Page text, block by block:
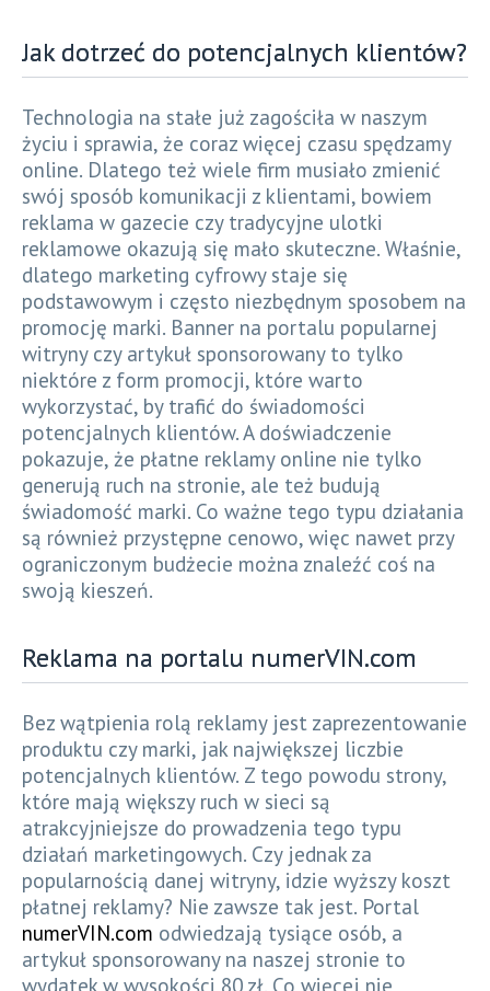
Jak dotrzeć do potencjalnych klientów?
Technologia na stałe już zagościła w naszym
życiu i sprawia, że coraz więcej czasu spędzamy
online. Dlatego też wiele firm musiało zmienić
swój sposób komunikacji z klientami, bowiem
reklama w gazecie czy tradycyjne ulotki
reklamowe okazują się mało skuteczne. Właśnie,
dlatego marketing cyfrowy staje się
podstawowym i często niezbędnym sposobem na
promocję marki. Banner na portalu popularnej
witryny czy artykuł sponsorowany to tylko
niektóre z form promocji, które warto
wykorzystać, by trafić do świadomości
potencjalnych klientów. A doświadczenie
pokazuje, że płatne reklamy online nie tylko
generują ruch na stronie, ale też budują
świadomość marki. Co ważne tego typu działania
są również przystępne cenowo, więc nawet przy
ograniczonym budżecie można znaleźć coś na
swoją kieszeń.
Reklama na portalu numerVIN.com
Bez wątpienia rolą reklamy jest zaprezentowanie
produktu czy marki, jak największej liczbie
potencjalnych klientów. Z tego powodu strony,
które mają większy ruch w sieci są
atrakcyjniejsze do prowadzenia tego typu
działań marketingowych. Czy jednak za
popularnością danej witryny, idzie wyższy koszt
płatnej reklamy? Nie zawsze tak jest. Portal
numerVIN.com odwiedzają tysiące osób, a
artykuł sponsorowany na naszej stronie to
wydatek w wysokości 80 zł. Co więcej nie